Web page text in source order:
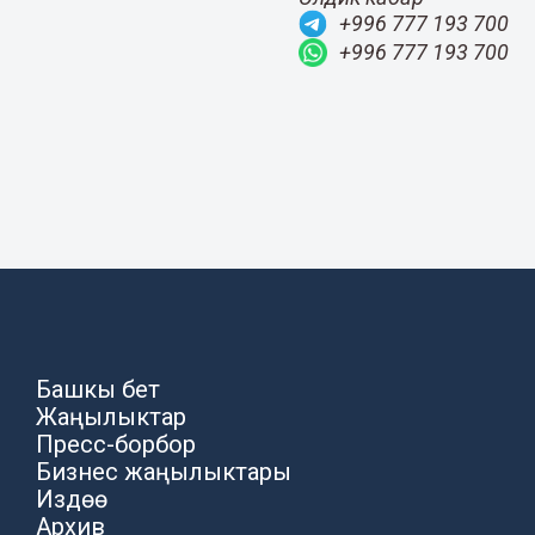
+996 777 193 700
+996 777 193 700
Башкы бет
Жаңылыктар
Пресс-борбор
Бизнес жаңылыктары
Издөө
Архив